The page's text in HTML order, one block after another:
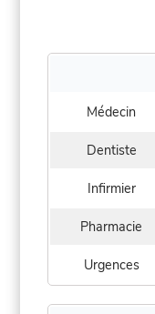
Médecin
Dentiste
Infirmier
Pharmacie
Urgences